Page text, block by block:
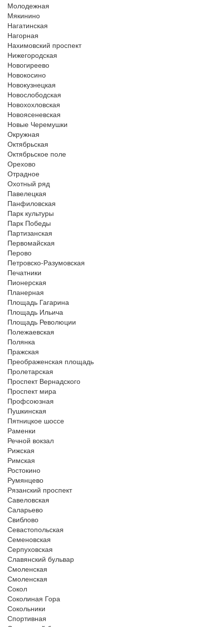
Молодежная
Мякинино
Нагатинская
Нагорная
Нахимовский проспект
Нижегородская
Новогиреево
Новокосино
Новокузнецкая
Новослободская
Новохохловская
Новоясеневская
Новые Черемушки
Окружная
Октябрьская
Октябрьское поле
Орехово
Отрадное
Охотный ряд
Павелецкая
Панфиловская
Парк культуры
Парк Победы
Партизанская
Первомайская
Перово
Петровско-Разумовская
Печатники
Пионерская
Планерная
Площадь Гагарина
Площадь Ильича
Площадь Революции
Полежаевская
Полянка
Пражская
Преображенская площадь
Пролетарская
Проспект Вернадского
Проспект мира
Профсоюзная
Пушкинская
Пятницкое шоссе
Раменки
Речной вокзал
Рижская
Римская
Ростокино
Румянцево
Рязанский проспект
Савеловская
Саларьево
Свиблово
Севастопольская
Семеновская
Серпуховская
Славянский бульвар
Смоленская
Смоленская
Сокол
Соколиная Гора
Сокольники
Спортивная